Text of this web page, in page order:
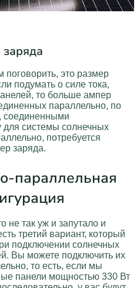
это размер
подумать о силе тока,
то больше ампер
параллельно, по
соединенными
для системы солнечных
потребуется
заряда.
параллельная
не так уж и запутало и
третий вариант, который
подключении солнечных
Вы можете подключить их
то есть, если мы
панели мощностью 330 Вт